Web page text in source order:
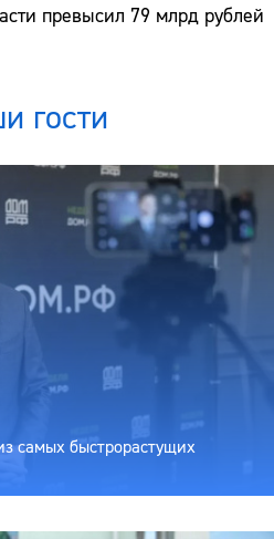
превысил 79 млрд рублей
гости
самых быстрорастущих